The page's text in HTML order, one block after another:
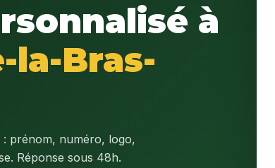
à
la-Bras-
: prénom, numéro, logo,
Réponse sous 48h.